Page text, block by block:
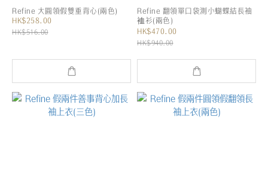
Refine 大圓領假雙重背心(兩色)
HK$258.00
HK$516.00
Refine 翻領單口袋測小蝴蝶結長袖
裇衫(兩色)
HK$470.00
HK$940.00